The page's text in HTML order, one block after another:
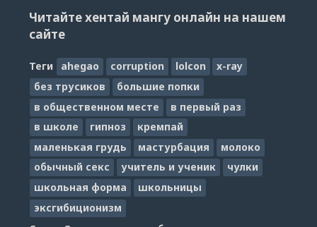
Читайте хентай мангу онлайн на нашем
сайте
Теги ahegao corruption lolcon
x-ray
без трусиков
большие попки
в общественном месте
в первый раз
в школе
гипноз
кремпай
маленькая грудь
мастурбация
молоко
обычный секс
учитель и ученик
чулки
школьная форма
школьницы
эксгибиционизм